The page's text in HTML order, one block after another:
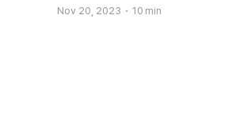
Nov 20, 2023 10 min